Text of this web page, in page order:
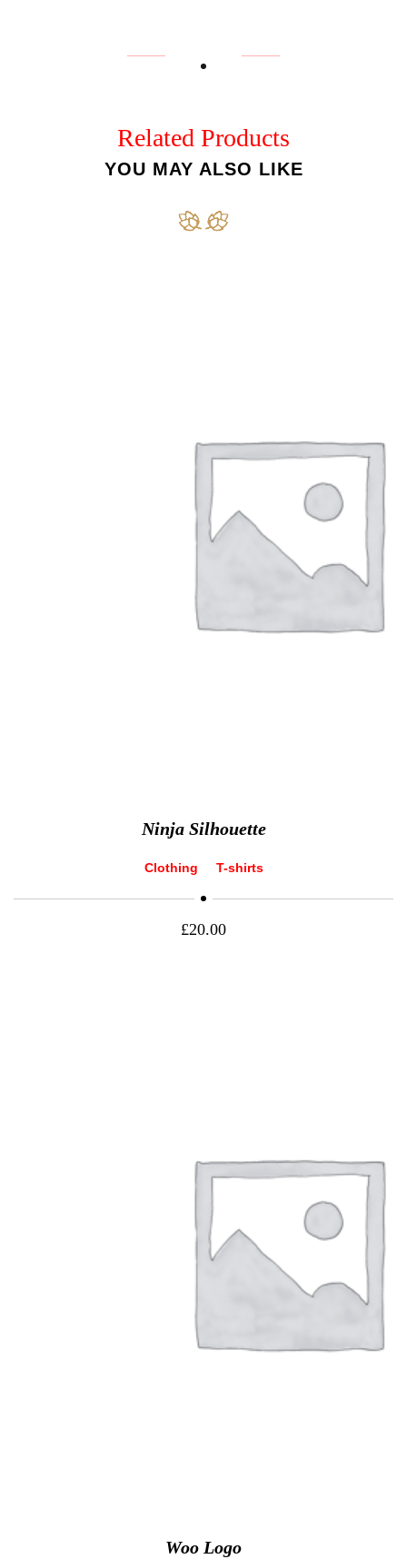
Related Products
YOU MAY ALSO LIKE
Ninja Silhouette
Clothing T-shirts
£20.00
Woo Logo